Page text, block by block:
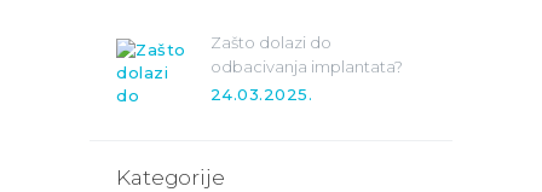
Zašto dolazi do
odbacivanja implantata?
24.03.2025.
Kategorije